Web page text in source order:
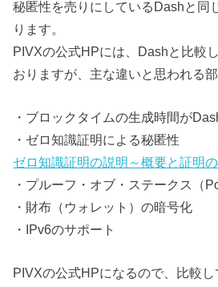
秘匿性を売りにしているDashと同
ります。
PIVXの公式HPには、Dashと比較
おりますが、主な違いと思われる
・ブロックタイムの生成時間が
・ゼロ知識証明による秘匿性
ゼロ知識証明の説明～概要と証明
・プルーフ・オブ・ステークス（
・財布（ウォレット）の暗号化
・IPv6のサポート
PIVXの公式HPになるので、比較